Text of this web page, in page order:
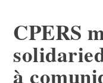
CPERS
à